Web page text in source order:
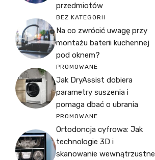
przedmiotów
BEZ KATEGORII
Na co zwrócić uwagę przy
montażu baterii kuchennej
pod oknem?
PROMOWANE
Jak DryAssist dobiera
parametry suszenia i
pomaga dbać o ubrania
PROMOWANE
Ortodoncja cyfrowa: Jak
technologie 3D i
skanowanie wewnątrzustne